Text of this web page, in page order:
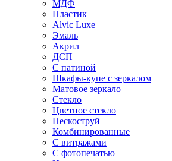
МДФ
Пластик
Alvic Luxe
Эмаль
Акрил
ДСП
С патиной
Шкафы-купе с зеркалом
Матовое зеркало
Стекло
Цветное стекло
Пескоструй
Комбинированные
С витражами
С фотопечатью